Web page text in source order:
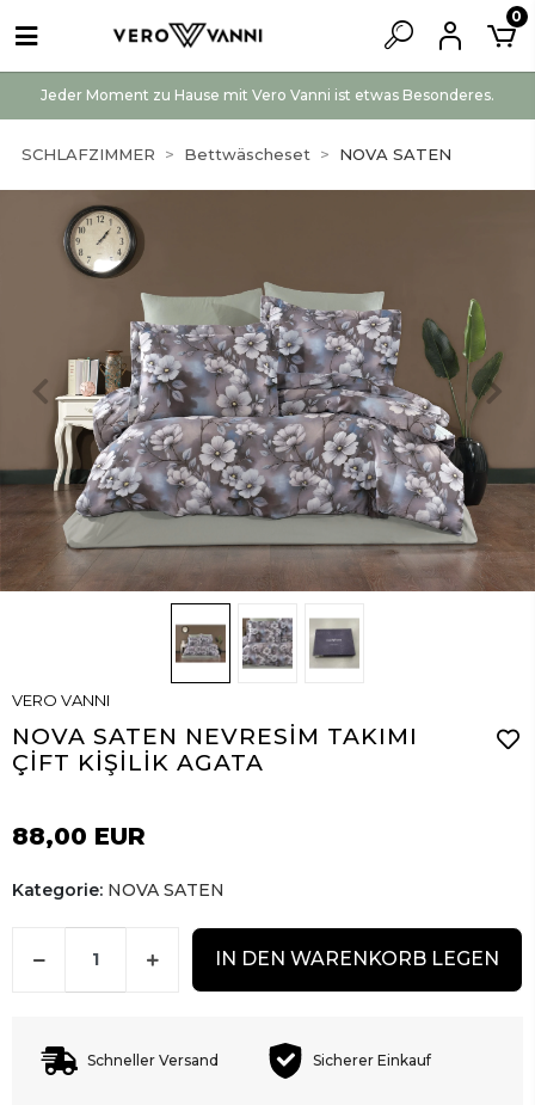
Jeder Moment zu Hause mit Vero Vanni ist etwas Besonderes.
0
SCHLAFZIMMER Bettwäscheset NOVA SATEN
VERO VANNI
NOVA SATEN NEVRESİM TAKIMI
ÇİFT KİŞİLİK AGATA
88,00 EUR
Kategorie: NOVA SATEN
IN DEN WARENKORB LEGEN
Schneller Versand Sicherer Einkauf